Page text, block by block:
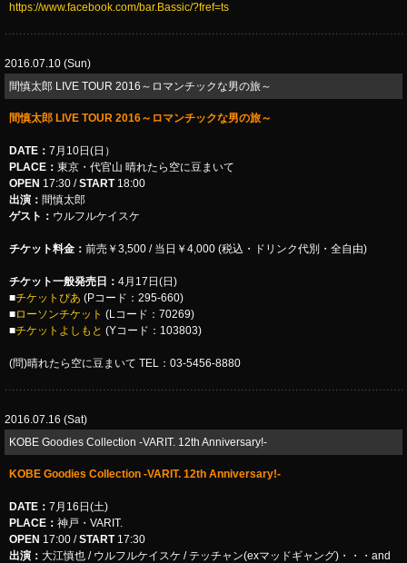
https://www.facebook.com/bar.Bassic/?fref=ts
2016.07.10 (Sun)
間慎太郎 LIVE TOUR 2016～ロマンチックな男の旅～
間慎太郎 LIVE TOUR 2016～ロマンチックな男の旅～
DATE： 7月10日(日）
PLACE： 東京・代官山 晴れたら空に豆まいて
OPEN 17:30 /START18:00
出演： 間慎太郎
ゲスト： ウルフルケイスケ
チケット料金： 前売￥3,500 / 当日￥4,000 (税込・ドリンク代別・全自由)
チケット一般発売日： 4月17日(日)
■チケットぴあ (Pコード：295-660)
■ローソンチケット (Lコード：70269)
■チケットよしもと (Yコード：103803)
(問)晴れたら空に豆まいて TEL：03-5456-8880
2016.07.16 (Sat)
KOBE Goodies Collection -VARIT. 12th Anniversary!-
KOBE Goodies Collection -VARIT. 12th Anniversary!-
DATE： 7月16日(土)
PLACE： 神戸・VARIT.
OPEN 17:00 /START17:30
出演： 大江慎也 / ウルフルケイスケ / テッチャン(exマッドギャング)・・・and